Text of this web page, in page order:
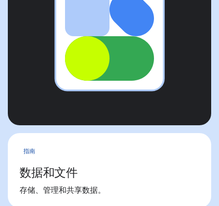
指南
数据和文件
存储、管理和共享数据。